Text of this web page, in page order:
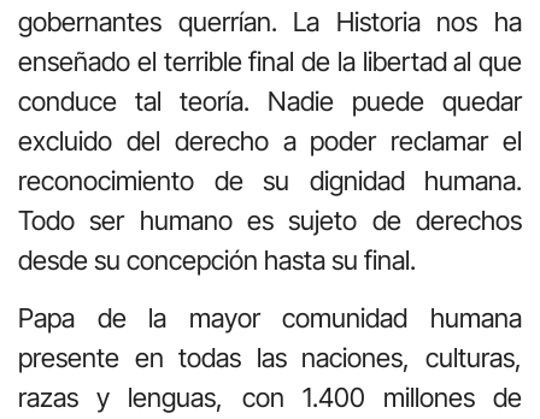
gobernantes querrían. La Historia nos ha
enseñado el terrible final de la libertad al que
conduce tal teoría. Nadie puede quedar
excluido del derecho a poder reclamar el
reconocimiento de su dignidad humana.
Todo ser humano es sujeto de derechos
desde su concepción hasta su final.
Papa de la mayor comunidad humana
presente en todas las naciones, culturas,
razas y lenguas, con 1.400 millones de